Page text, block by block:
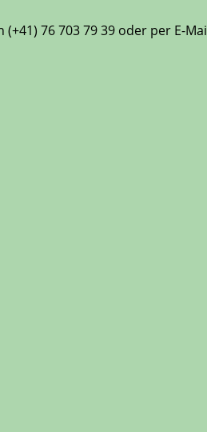
76 703 79 39 oder per E-